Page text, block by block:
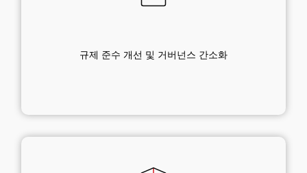
규제 준수 개선 및 거버넌스 간소화